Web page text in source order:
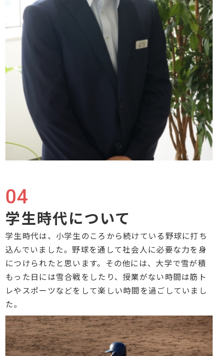
04
学生時代について
学生時代は、小学生のころから続けている野球に打ち
込んでいました。野球を通して社会人に必要な力を身
につけられたと思います。その他には、大学で雪が積
もった日には雪合戦をしたり、授業がない時間は筋ト
レやスポーツなどをして楽しい時間を過ごしていまし
た。